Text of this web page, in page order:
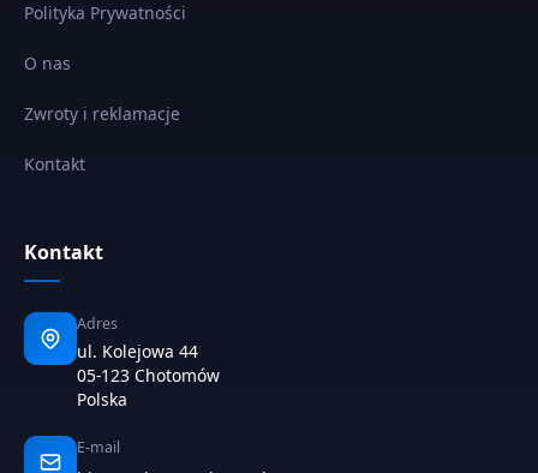
Polityka Prywatności
O nas
Zwroty i reklamacje
Kontakt
Kontakt
Adres
ul. Kolejowa 44
05-123 Chotomów
Polska
E-mail